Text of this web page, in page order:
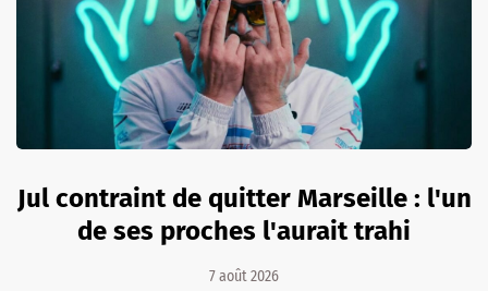
Jul contraint de quitter Marseille : l'un
de ses proches l'aurait trahi
7 août 2026